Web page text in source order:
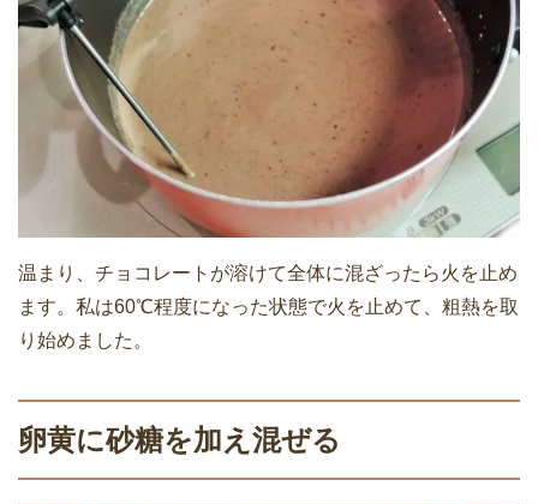
温まり、チョコレートが溶けて全体に混ざったら火を止め
ます。私は60℃程度になった状態で火を止めて、粗熱を取
り始めました。
卵黄に砂糖を加え混ぜる